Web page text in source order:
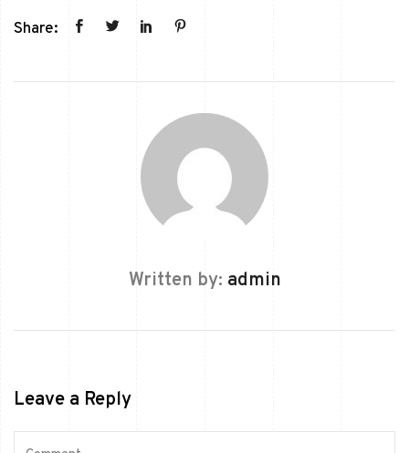
Share:
Written by: admin
Leave a Reply